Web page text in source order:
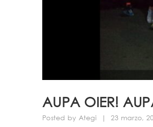
AUPA OIER!
Posted by Ategi | 23 marzo,